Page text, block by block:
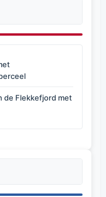
de Flekkefjord met